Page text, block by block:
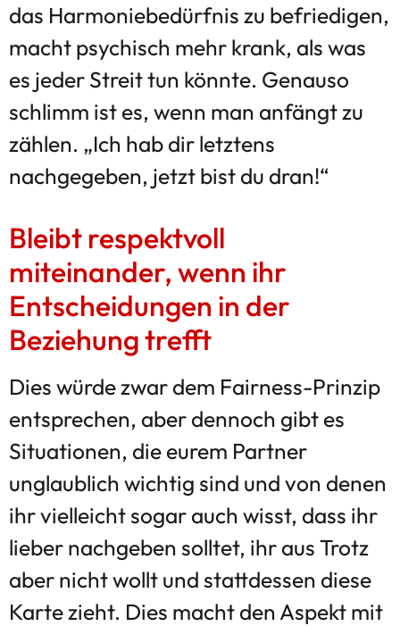
das Harmoniebedürfnis zu befriedigen,
macht psychisch mehr krank, als was
es jeder Streit tun könnte. Genauso
schlimm ist es, wenn man anfängt zu
zählen. „Ich hab dir letztens
nachgegeben, jetzt bist du dran!“
Bleibt respektvoll
miteinander, wenn ihr
Entscheidungen in der
Beziehung trefft
Dies würde zwar dem Fairness-Prinzip
entsprechen, aber dennoch gibt es
Situationen, die eurem Partner
unglaublich wichtig sind und von denen
ihr vielleicht sogar auch wisst, dass ihr
lieber nachgeben solltet, ihr aus Trotz
aber nicht wollt und stattdessen diese
Karte zieht. Dies macht den Aspekt mit